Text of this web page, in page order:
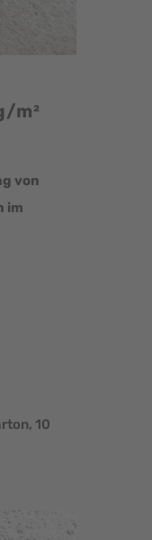
m²
von
im
10